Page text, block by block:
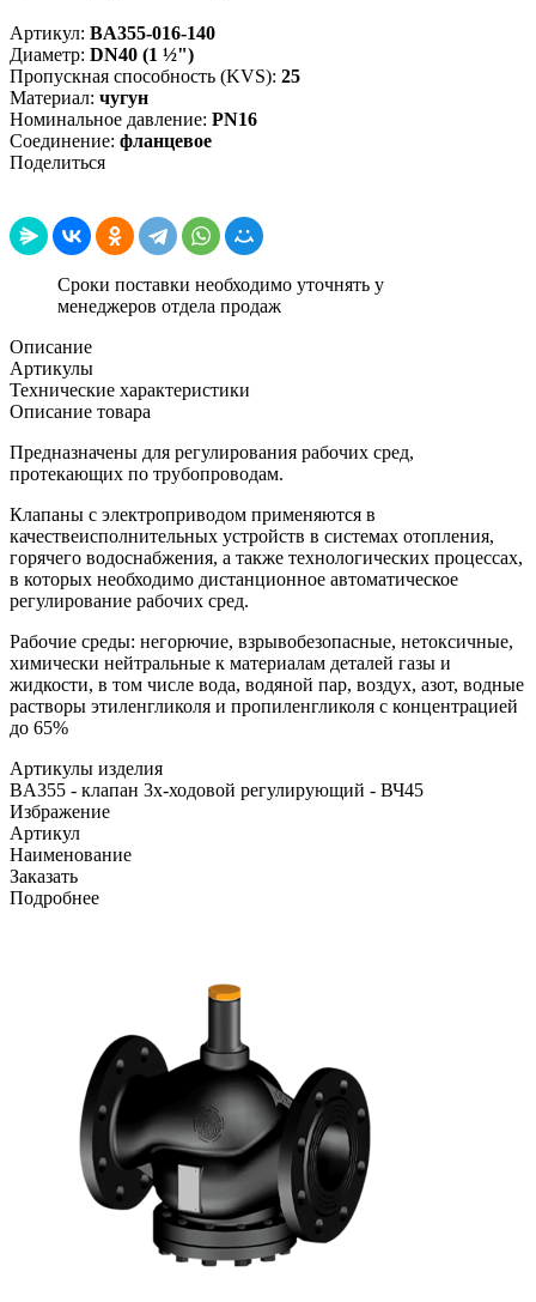
Артикул: BA355-016-140
Диаметр: DN40 (1 ½")
Пропускная способность (KVS): 25
Материал: чугун
Номинальное давление: PN16
Соединение: фланцевое
Поделиться
Сроки поставки необходимо уточнять у
менеджеров отдела продаж
Описание
Артикулы
Технические характеристики
Описание товара
Предназначены для регулирования рабочих сред,
протекающих по трубопроводам.
Клапаны с электроприводом применяются в
качествеисполнительных устройств в системах отопления,
горячего водоснабжения, а также технологических процессах,
в которых необходимо дистанционное автоматическое
регулирование рабочих сред.
Рабочие среды: негорючие, взрывобезопасные, нетоксичные,
химически нейтральные к материалам деталей газы и
жидкости, в том числе вода, водяной пар, воздух, азот, водные
растворы этиленгликоля и пропиленгликоля с концентрацией
до 65%
Артикулы изделия
BA355 - клапан 3х-ходовой регулирующий - ВЧ45
Избражение
Артикул
Наименование
Заказать
Подробнее